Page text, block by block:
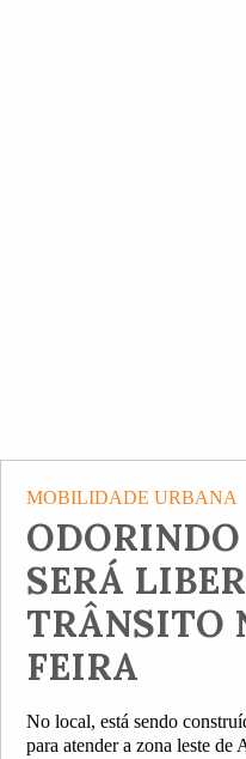
MOBILIDADE URBANA
SERÁ
TRÂNSITO
FEIRA
No local, está sendo
para atender a zona leste de